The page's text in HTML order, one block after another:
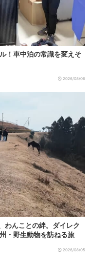
！車中泊の常識を変えそ
2026/08/06
わんことの絆。ダイレク
・野生動物を訪ねる旅
2026/08/05